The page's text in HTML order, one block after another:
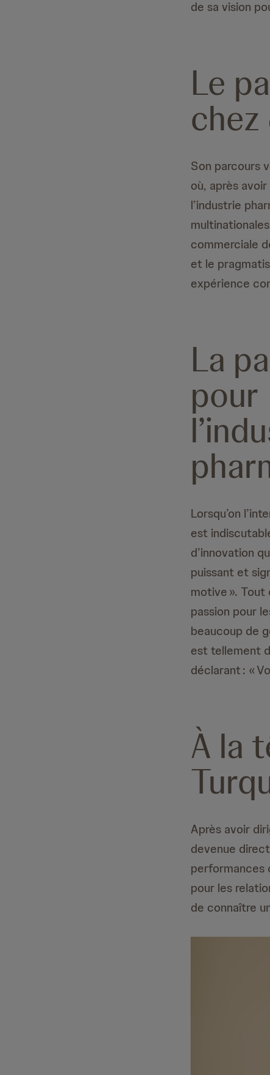
de sa vision
Le
chez
Son parcours
où, après
l’industrie
commerciale
et le
expérience
La
pour
Lorsqu’on
est
d’innovation
puissant et
motive ».
passion pour
beaucoup de
est tellement
déclarant : «
À la
Après avoir
devenue
performances
pour les
de connaître